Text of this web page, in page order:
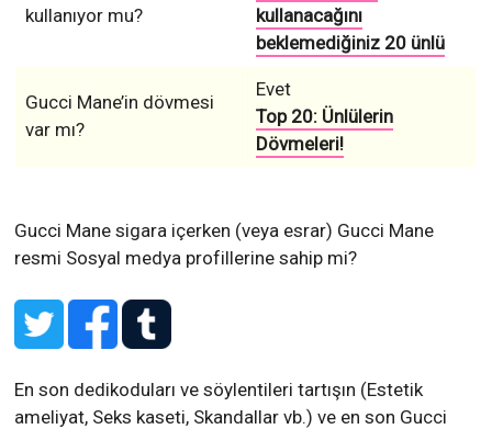
kullanıyor mu?
kullanacağını
beklemediğiniz 20 ünlü
Gucci Mane’in dövmesi
var mı?
Evet
Top 20: Ünlülerin
Dövmeleri!
Gucci Mane sigara içerken (veya esrar) Gucci Mane
resmi Sosyal medya profillerine sahip mi?
En son dedikoduları ve söylentileri tartışın (Estetik
ameliyat, Seks kaseti, Skandallar vb.) ve en son Gucci